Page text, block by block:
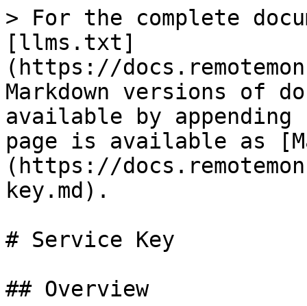
> For the complete
[llms.txt]
(https://
Markdown versions of
available by
page is available as
(https://
key.md).
# Service Key
## Overview